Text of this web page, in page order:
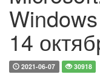
14
2021-06-07 30918